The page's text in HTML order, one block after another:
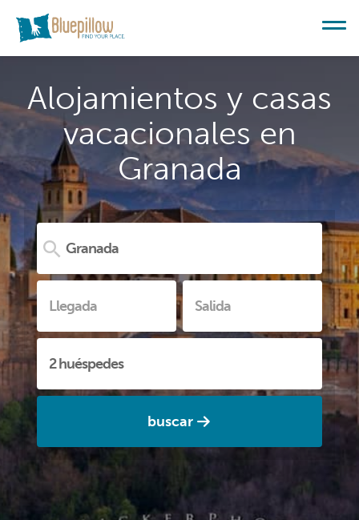
Alojamientos y casas
vacacionales en
Granada
buscar